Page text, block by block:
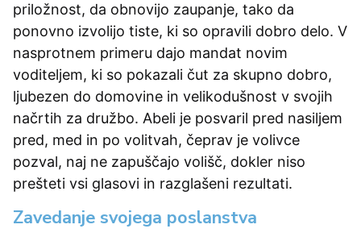
priložnost, da obnovijo zaupanje, tako da
ponovno izvolijo tiste, ki so opravili dobro delo. V
nasprotnem primeru dajo mandat novim
voditeljem, ki so pokazali čut za skupno dobro,
ljubezen do domovine in velikodušnost v svojih
načrtih za družbo. Abeli je posvaril pred nasiljem
pred, med in po volitvah, čeprav je volivce
pozval, naj ne zapuščajo volišč, dokler niso
prešteti vsi glasovi in razglašeni rezultati.
Zavedanje svojega poslanstva